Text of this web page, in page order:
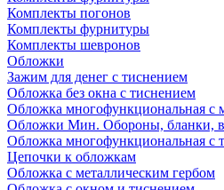
Комплекты погонов
Комплекты фурнитуры
Комплекты шевронов
Обложки
Зажим для денег с тиснением
Обложка без окна с тиснением
Обложка многофункциональная с
Обложки Мин. Обороны, бланки,
Обложка многофункциональная с
Цепочки к обложкам
Обложка с металлическим гербом